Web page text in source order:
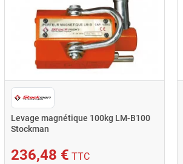
Levage magnétique 100kg LM-B100
Stockman
236,48 € TTC